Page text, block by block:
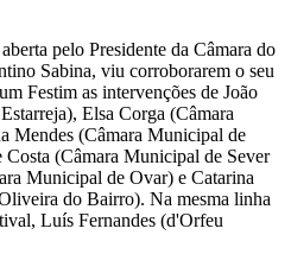
pelo Presidente da Câmara do
Sabina, viu corroborarem o seu
Festim as intervenções de João
Elsa Corga (Câmara
Mendes (Câmara Municipal de
(Câmara Municipal de Sever
Municipal de Ovar) e Catarina
do Bairro). Na mesma linha
Luís Fernandes (d'Orfeu